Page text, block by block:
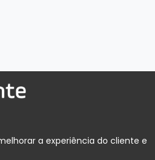
a experiência do cliente e